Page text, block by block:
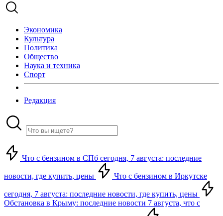
Экономика
Культура
Политика
Общество
Наука и техника
Спорт
Редакция
Что с бензином в СПб сегодня, 7 августа: последние
новости, где купить, цены Что с бензином в Иркутске
сегодня, 7 августа: последние новости, где купить, цены
Обстановка в Крыму: последние новости 7 августа, что с